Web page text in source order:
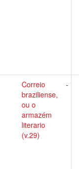
Correio
braziliense,
ou o
armazém
literario
(v.29)
-